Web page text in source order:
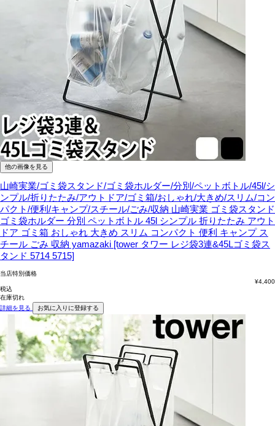
他の画像を見る
山崎実業/ゴミ袋スタンド/ゴミ袋ホルダー/分別/ペットボトル/45l/シ
ンプル/折りたたみ/アウトドア/ゴミ箱/おしゃれ/大きめ/スリム/コン
パクト/便利/キャンプ/スチール/ごみ/収納 山崎実業 ゴミ袋スタンド
ゴミ袋ホルダー 分別 ペットボトル 45l シンプル 折りたたみ アウト
ドア ゴミ箱 おしゃれ 大きめ スリム コンパクト 便利 キャンプ ス
チール ごみ 収納 yamazaki [tower タワー レジ袋3連&45Lゴミ袋ス
タンド 5714 5715]
当店特別価格
¥4,400
税込
在庫切れ
詳細を見る
お気に入りに登録する